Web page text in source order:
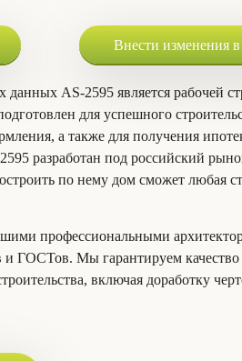
Внести изменения
данных AS-2595 является рабочей
для успешного
а также для получения
разработан под российский
по нему дом сможет любая
профессиональными
ГОСТов. Мы гарантируем качество
включая доработку